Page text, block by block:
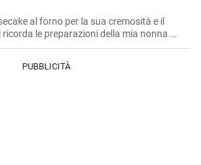
al forno per la sua cremosità e il
ricorda le preparazioni della mia nonna.
lei ed è un dolce che non manca
di famiglia. L'equilibrio tra la base di
è semplicemente perfetto!
PUBBLICITÀ